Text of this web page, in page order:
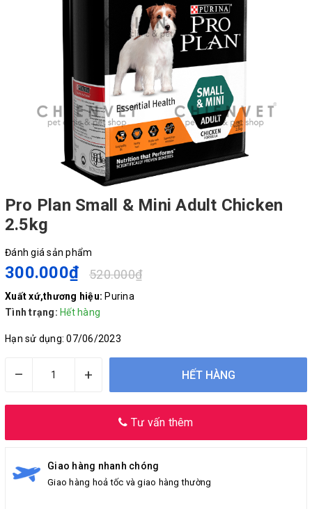
Pro Plan Small & Mini Adult Chicken
2.5kg
Đánh giá sản phẩm
300.000₫ 520.000₫
Xuất xứ,thương hiệu: Purina
Tình trạng: Hết hàng
Hạn sử dụng: 07/06/2023
– + HẾT HÀNG
Tư vấn thêm
Giao hàng nhanh chóng
Giao hàng hoả tốc và giao hàng thường